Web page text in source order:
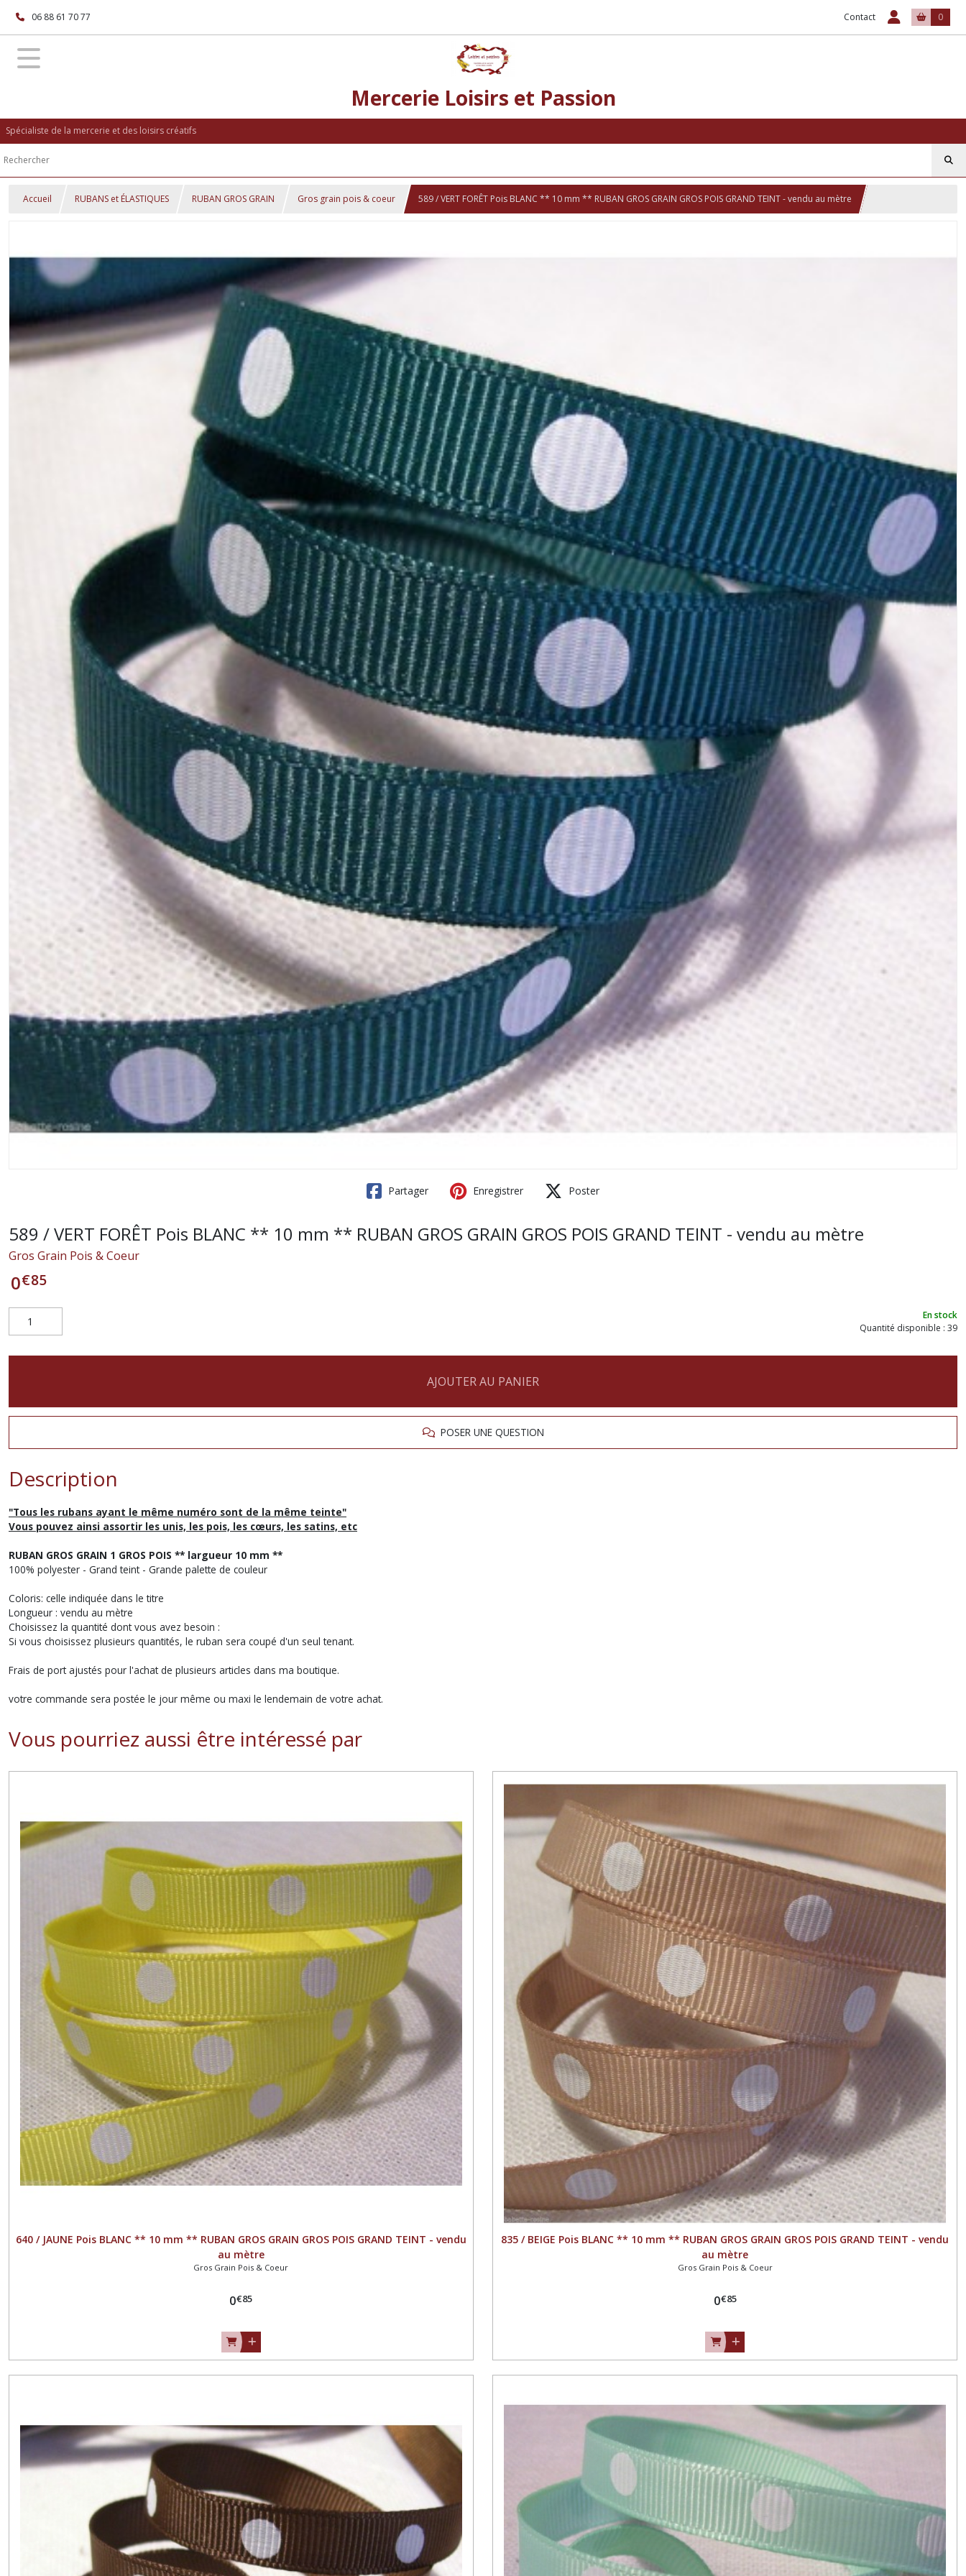
06 88 61 70 77 Contact 0
Mercerie Loisirs et Passion
Spécialiste de la mercerie et des loisirs créatifs
Accueil RUBANS et ÉLASTIQUES RUBAN GROS GRAIN Gros grain pois & coeur 589 / VERT FORÊT Pois BLANC ** 10 mm ** RUBAN GROS GRAIN GROS POIS GRAND TEINT - vendu au mètre
Partager Enregistrer Poster
589 / VERT FORÊT Pois BLANC ** 10 mm ** RUBAN GROS GRAIN GROS POIS GRAND TEINT - vendu au mètre
Gros Grain Pois & Coeur
0€85
En stock
Quantité disponible : 39
AJOUTER AU PANIER
POSER UNE QUESTION
Description
"Tous les rubans ayant le même numéro sont de la même teinte"
Vous pouvez ainsi assortir les unis, les pois, les cœurs, les satins, etc
RUBAN GROS GRAIN 1 GROS POIS ** largueur 10 mm **
100% polyester - Grand teint - Grande palette de couleur
Coloris: celle indiquée dans le titre
Longueur : vendu au mètre
Choisissez la quantité dont vous avez besoin :
Si vous choisissez plusieurs quantités, le ruban sera coupé d'un seul tenant.
Frais de port ajustés pour l'achat de plusieurs articles dans ma boutique.
votre commande sera postée le jour même ou maxi le lendemain de votre achat.
Vous pourriez aussi être intéressé par
640 / JAUNE Pois BLANC ** 10 mm ** RUBAN GROS GRAIN GROS POIS GRAND TEINT - vendu
au mètre
Gros Grain Pois & Coeur
0€85
835 / BEIGE Pois BLANC ** 10 mm ** RUBAN GROS GRAIN GROS POIS GRAND TEINT - vendu
au mètre
Gros Grain Pois & Coeur
0€85